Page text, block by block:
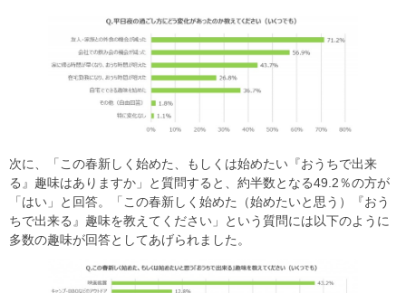
次に、「この春新しく始めた、もしくは始めたい『おうちで出来
る』趣味はありますか」と質問すると、約半数となる49.2％の方が
「はい」と回答。「この春新しく始めた（始めたいと思う）『おう
ちで出来る』趣味を教えてください」という質問には以下のように
多数の趣味が回答としてあげられました。